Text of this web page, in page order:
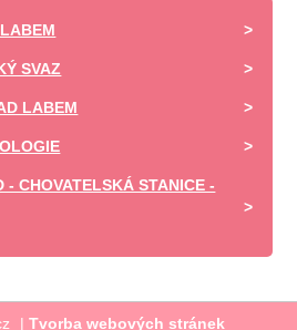
SVAZ
LABEM
- CHOVATELSKÁ STANICE -
| Tvorba webových stránek